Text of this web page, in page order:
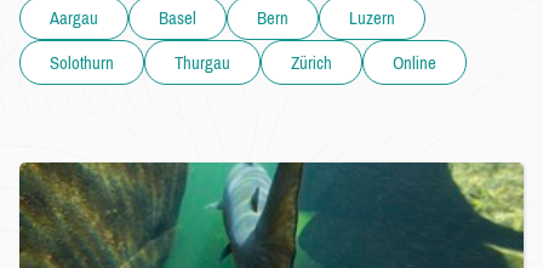
Aargau Basel Bern
Luzern
Solothurn
Thurgau Zürich Online